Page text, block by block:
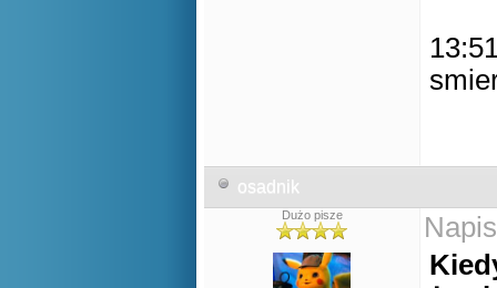
osadnik
Dużo pisze